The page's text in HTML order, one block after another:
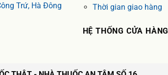
Trứ, Hà Đông
Thời gian giao hàng
HỆ THỐNG CỬA HÀNG